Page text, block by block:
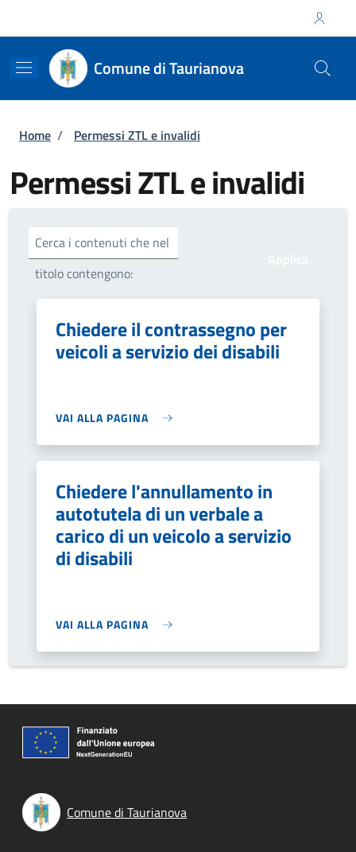
Comune di Taurianova
Briciole di pane
Home / Permessi ZTL e invalidi
Permessi ZTL e invalidi
Cerca i contenuti che nel
titolo contengono:
Chiedere il contrassegno per
veicoli a servizio dei disabili
VAI ALLA PAGINA
Chiedere l'annullamento in
autotutela di un verbale a
carico di un veicolo a servizio
di disabili
VAI ALLA PAGINA
Comune di Taurianova